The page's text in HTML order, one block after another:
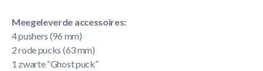
Meegeleverde accessoires:
4 pushers (96 mm)
2 rode pucks (63 mm)
1 zwarte “Ghost puck”